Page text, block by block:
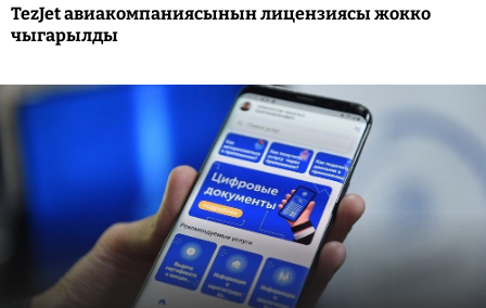
TezJet авиакомпаниясынын лицензиясы жокко
чыгарылды